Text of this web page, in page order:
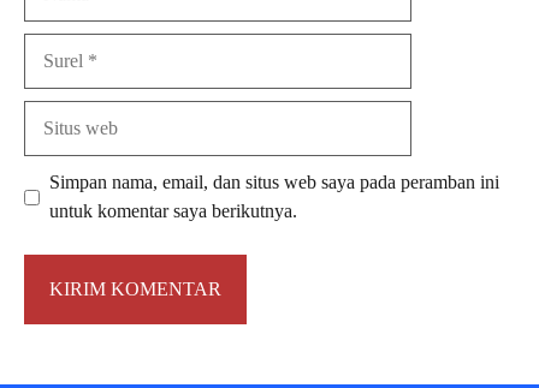
Simpan nama, email, dan situs web saya pada peramban ini
untuk komentar saya berikutnya.